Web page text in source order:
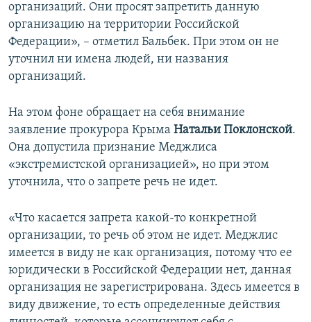
организаций. Они просят запретить данную
организацию на территории Российской
Федерации», – отметил Бальбек. При этом он не
уточнил ни имена людей, ни названия
организаций.
На этом фоне обращает на себя внимание
заявление прокурора Крыма Натальи Поклонской.
Она допустила признание Меджлиса
«экстремистской организацией», но при этом
уточнила, что о запрете речь не идет.
«Что касается запрета какой-то конкретной
организации, то речь об этом не идет. Меджлис
имеется в виду не как организация, потому что ее
юридически в Российской Федерации нет, данная
организация не зарегистрирована. Здесь имеется в
виду движение, то есть определенные действия